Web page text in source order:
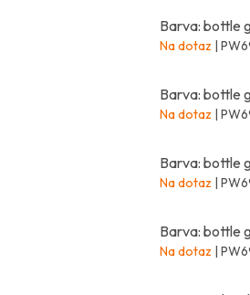
Barva: bottle
Na dotaz |
Barva: bottle
Na dotaz |
Barva: bottle
Na dotaz |
Barva: bottle
Na dotaz |